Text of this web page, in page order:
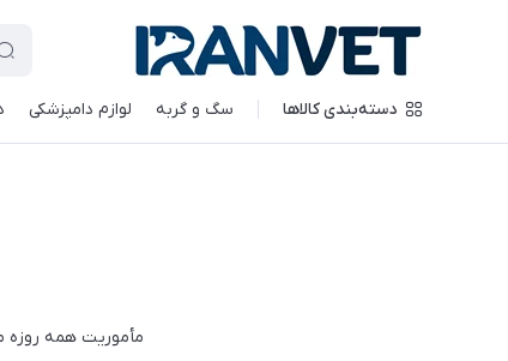
دسته‌بندی کالاها سگ و گربه لوازم دامپزشکی
مأموریت همه روزه